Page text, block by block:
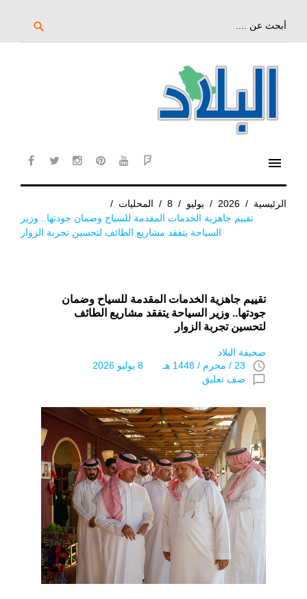
search
menu
الرئيسية /
2026
/ يوليو /
8
/ المحليات /
تقييم جاهزية الخدمات المقدمة للسياح وضمان جودتها.. وزير
السياحة يتفقد مشاريع الطائف لتحسين تجربة الزوار
تقييم جاهزية الخدمات المقدمة للسياح وضمان
جودتها.. وزير السياحة يتفقد مشاريع الطائف
لتحسين تجربة الزوار
صحيفة البلاد
access_time 23 / محرم / 1448 هـ 8 يوليو 2026
chat_bubble_outline ضف تعليق